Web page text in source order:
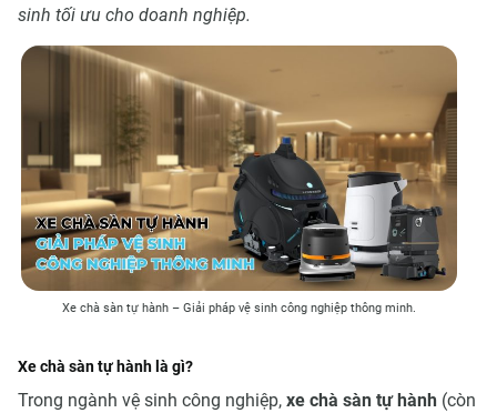
sinh tối ưu cho doanh nghiệp.
Xe chà sàn tự hành – Giải pháp vệ sinh công nghiệp thông minh.
Xe chà sàn tự hành là gì?
Trong ngành vệ sinh công nghiệp, xe chà sàn tự hành (còn